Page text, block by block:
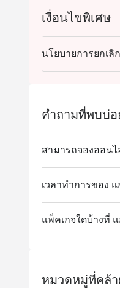
เงื่อนไขพิเศษ
นโยบายการยกเลิ
คำถามที่พบบ่อ
สามารถจองออน
เวลาทำการของ
แพ็คเกจใดบ้างที่
หมวดหมู่ที่คล้